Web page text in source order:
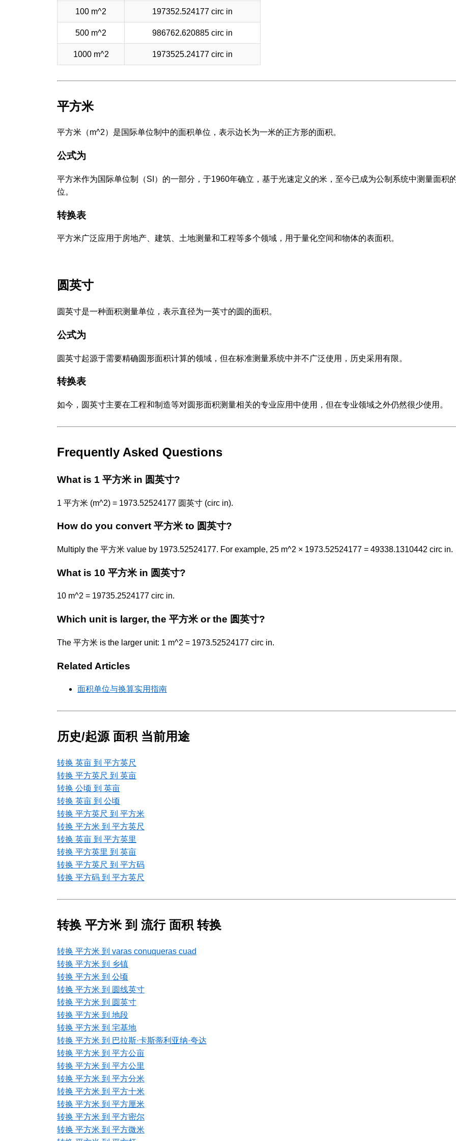
100 m^2 197352.524177 circ in
500 m^2 986762.620885 circ in
1000 m^2 1973525.24177 circ in
平方米
平方米（m^2）是国际单位制中的面积单位，表示边长为一米的正方形的面积。
公式为
平方米作为国际单位制（SI）的一部分，于1960年确立，基于光速定义的米，至今已成为公制系统中测量面积
位。
转换表
平方米广泛应用于房地产、建筑、土地测量和工程等多个领域，用于量化空间和物体的表面积。
圆英寸
圆英寸是一种面积测量单位，表示直径为一英寸的圆的面积。
公式为
圆英寸起源于需要精确圆形面积计算的领域，但在标准测量系统中并不广泛使用，历史采用有限。
转换表
如今，圆英寸主要在工程和制造等对圆形面积测量相关的专业应用中使用，但在专业领域之外仍然很少使用。
Frequently Asked Questions
What is 1 平方米 in 圆英寸?
1 平方米 (m^2) = 1973.52524177 圆英寸 (circ in).
How do you convert 平方米 to 圆英寸?
Multiply the 平方米 value by 1973.52524177. For example, 25 m^2 × 1973.52524177 = 49338.1310442 circ in.
What is 10 平方米 in 圆英寸?
10 m^2 = 19735.2524177 circ in.
Which unit is larger, the 平方米 or the 圆英寸?
The 平方米 is the larger unit: 1 m^2 = 1973.52524177 circ in.
Related Articles
面积单位与换算实用指南
历史/起源 面积 当前用途
转换 英亩 到 平方英尺
转换 平方英尺 到 英亩
转换 公顷 到 英亩
转换 英亩 到 公顷
转换 平方英尺 到 平方米
转换 平方米 到 平方英尺
转换 英亩 到 平方英里
转换 平方英里 到 英亩
转换 平方英尺 到 平方码
转换 平方码 到 平方英尺
转换 平方米 到 流行 面积 转换
转换 平方米 到 varas conuqueras cuad
转换 平方米 到 乡镇
转换 平方米 到 公顷
转换 平方米 到 圆线英寸
转换 平方米 到 圆英寸
转换 平方米 到 地段
转换 平方米 到 宅基地
转换 平方米 到 巴拉斯·卡斯蒂利亚纳·夸达
转换 平方米 到 平方公亩
转换 平方米 到 平方公里
转换 平方米 到 平方分米
转换 平方米 到 平方十米
转换 平方米 到 平方厘米
转换 平方米 到 平方密尔
转换 平方米 到 平方微米